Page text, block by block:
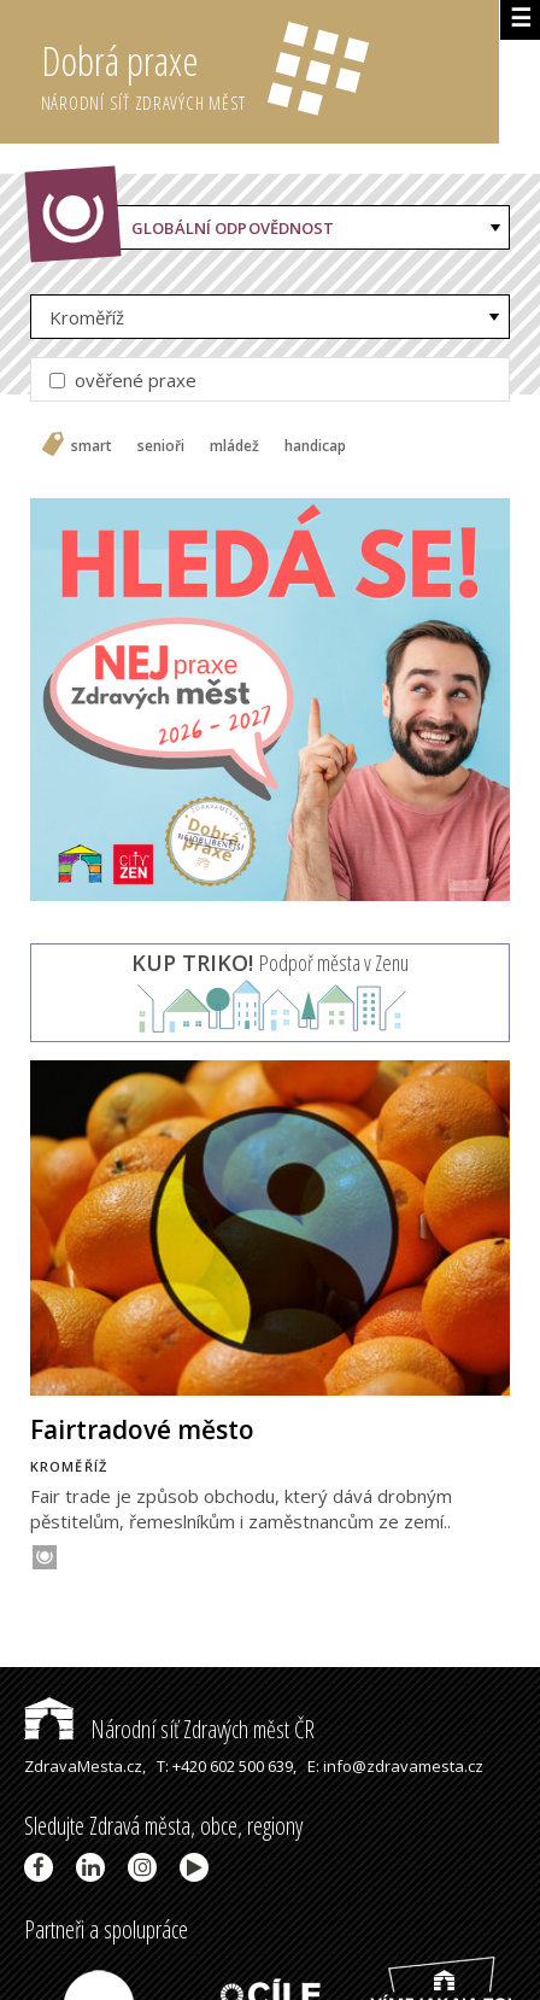
☰
Dobrá praxe
NÁRODNÍ SÍŤ ZDRAVÝCH MĚST
GLOBÁLNÍ ODPOVĚDNOST
Kroměříž
ověřené praxe
smart senioři mládež handicap
KUP TRIKO! Podpoř města v Zenu
Fairtradové město
KROMĚŘÍŽ
Fair trade je způsob obchodu, který dává drobným
pěstitelům, řemeslníkům i zaměstnancům ze zemí..
Národní síť Zdravých měst ČR
ZdravaMesta.cz,T: +420 602 500 639,E: info@zdravamesta.cz
Sledujte Zdravá města, obce, regiony
Partneři a spolupráce